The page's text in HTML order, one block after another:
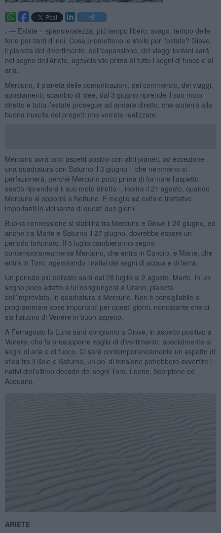
. — Estate – spensieratezza, piú tempo libero, svago, tempo delle
ferie per tanti di noi. Cosa promettono le stelle per l’estate? Giove,
il pianeta del divertimento, dell’espansione, dei viaggi lontani sará
nel segno dell’Ariete, agevolando prima di tutto i segni di fuoco e di
aria.
Mercurio, il pianeta delle comunicazioni, del commercio, dei viaggi,
spostamenti, scambio di idee, dal 3 giugno riprende il suo moto
diretto e tutta l’estate prosegue ad andare diretto, che aiuterrá alla
buona riuscita dei progetti che vorrete realizzare.
Mercurio avrá tanti aspetti positivi con altri pianeti, ad eccezione
una quadratura con Saturno il 3 giugno – che nemmeno si
perfezionerá, perché Mercurio poco prima di formare l’aspetto
esatto riprenderá il suo moto diretto -, inoltre il 21 agosto, quando
Mercurio si opporrá a Nettuno. É meglio ad evitare trattative
importanti in vicinanza di questi due giorni.
Buona connessione si stabilirá tra Mercurio e Giove il 20 giugno, ed
anche tra Marte e Saturno il 27 giugno, dovrebbe essere un
periodo fortunato. Il 5 luglio cambieranno segno
contemporaneamente Mercurio, che entra in Cancro, e Marte, che
entra in Toro, agevolando i nativi dei segni di acqua e di terra.
Un periodo piú delicato sará dal 28 luglio al 2 agosto. Marte, in un
segno poco adatto a lui congiungerá a Urano, pianeta
dell’imprevisto, in quadratura a Mercurio. Non é consigliabile a
programmare cose importanti per questi giorni, nonostante che ci
sia l’aiutino di Venere in buon aspetto.
A Ferragosto la Luna sará congiunto a Giove, in aspetto positivo a
Venere, che fa presupporre voglia di divertimento, specialmente ai
segni di aria e di fuoco. Ci sará contemporaneamente un aspetto di
sfida tra il Sole e Saturno, un po’ di tensione potrebbero avvertire i
nativi dell’ultimo decade dei segni Toro, Leone, Scorpione ed
Acquario.
ARIETE